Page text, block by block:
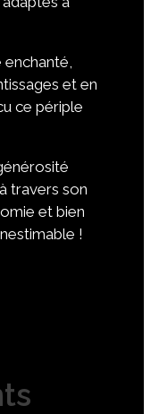
enchanté,
et en
ce périple
travers son
et bien
!